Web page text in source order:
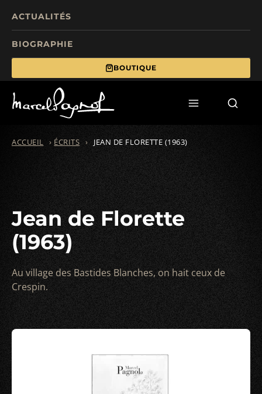
ACTUALITÉS
BIOGRAPHIE
BOUTIQUE
ÉCRITS
ACCUEIL › ÉCRITS › JEAN DE FLORETTE (1963)
Jean de Florette
(1963)
Au village des Bastides Blanches, on hait ceux de
Crespin.